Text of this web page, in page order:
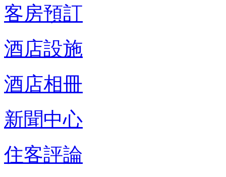
客房預訂
酒店設施
酒店相冊
新聞中心
住客評論